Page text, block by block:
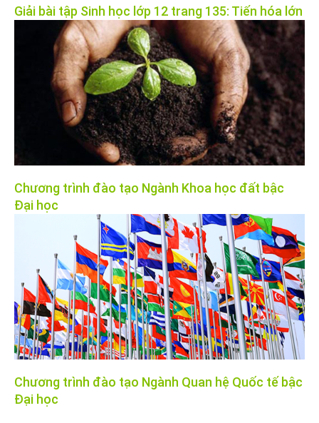
Giải bài tập Sinh học lớp 12 trang 135: Tiến hóa lớn
Chương trình đào tạo Ngành Khoa học đất bậc
Đại học
Chương trình đào tạo Ngành Quan hệ Quốc tế bậc
Đại học